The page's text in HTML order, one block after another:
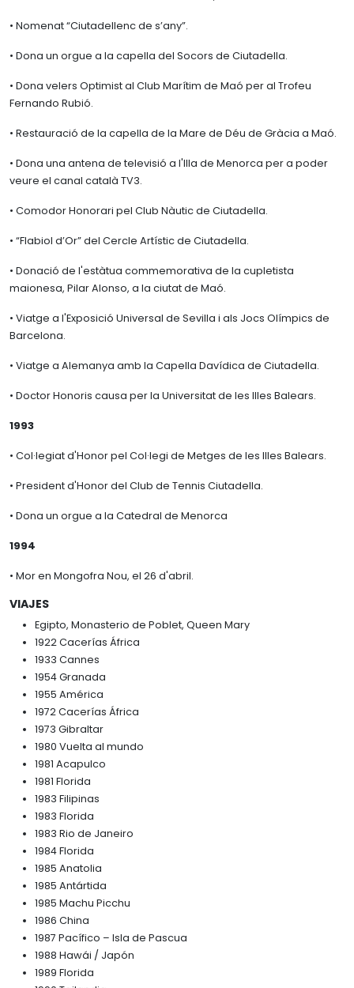
• Nomenat “Ciutadellenc de s’any”.
• Dona un orgue a la capella del Socors de Ciutadella.
• Dona velers Optimist al Club Marítim de Maó per al Trofeu
Fernando Rubió.
• Restauració de la capella de la Mare de Déu de Gràcia a Maó.
• Dona una antena de televisió a l'Illa de Menorca per a poder
veure el canal català TV3.
• Comodor Honorari pel Club Nàutic de Ciutadella.
• “Flabiol d’Or” del Cercle Artístic de Ciutadella.
• Donació de l'estàtua commemorativa de la cupletista
maionesa, Pilar Alonso, a la ciutat de Maó.
• Viatge a l'Exposició Universal de Sevilla i als Jocs Olímpics de
Barcelona.
• Viatge a Alemanya amb la Capella Davídica de Ciutadella.
• Doctor Honoris causa per la Universitat de les Illes Balears.
1993
• Col·legiat d'Honor pel Col·legi de Metges de les Illes Balears.
• President d'Honor del Club de Tennis Ciutadella.
• Dona un orgue a la Catedral de Menorca
1994
• Mor en Mongofra Nou, el 26 d'abril.
VIAJES
Egipto, Monasterio de Poblet, Queen Mary
1922 Cacerías África
1933 Cannes
1954 Granada
1955 América
1972 Cacerías África
1973 Gibraltar
1980 Vuelta al mundo
1981 Acapulco
1981 Florida
1983 Filipinas
1983 Florida
1983 Rio de Janeiro
1984 Florida
1985 Anatolia
1985 Antártida
1985 Machu Picchu
1986 China
1987 Pacífico – Isla de Pascua
1988 Hawái / Japón
1989 Florida